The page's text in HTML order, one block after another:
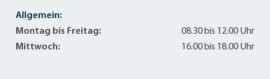
Allgemein:
Montag bis Freitag:
08.30 bis 12.00 Uhr
Mittwoch:
16.00 bis 18.00 Uhr